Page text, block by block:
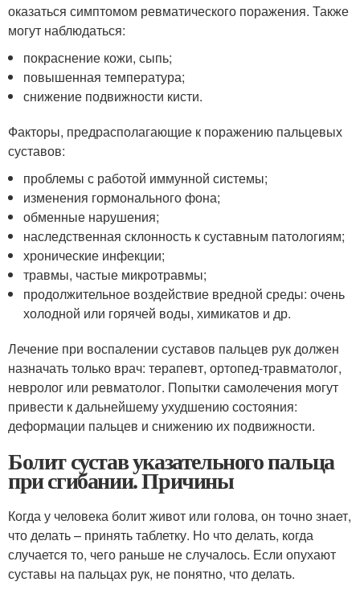
оказаться симптомом ревматического поражения. Также
могут наблюдаться:
покраснение кожи, сыпь;
повышенная температура;
снижение подвижности кисти.
Факторы, предрасполагающие к поражению пальцевых
суставов:
проблемы с работой иммунной системы;
изменения гормонального фона;
обменные нарушения;
наследственная склонность к суставным патологиям;
хронические инфекции;
травмы, частые микротравмы;
продолжительное воздействие вредной среды: очень
холодной или горячей воды, химикатов и др.
Лечение при воспалении суставов пальцев рук должен
назначать только врач: терапевт, ортопед-травматолог,
невролог или ревматолог. Попытки самолечения могут
привести к дальнейшему ухудшению состояния:
деформации пальцев и снижению их подвижности.
Болит сустав указательного пальца
при сгибании. Причины
Когда у человека болит живот или голова, он точно знает,
что делать – принять таблетку. Но что делать, когда
случается то, чего раньше не случалось. Если опухают
суставы на пальцах рук, не понятно, что делать.